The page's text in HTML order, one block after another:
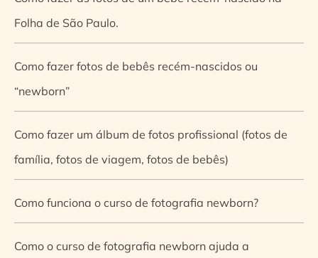
Folha de São Paulo.
Como fazer fotos de bebês recém-nascidos ou
“newborn”
Como fazer um álbum de fotos profissional (fotos de
família, fotos de viagem, fotos de bebês)
Como funciona o curso de fotografia newborn?
Como o curso de fotografia newborn ajuda a